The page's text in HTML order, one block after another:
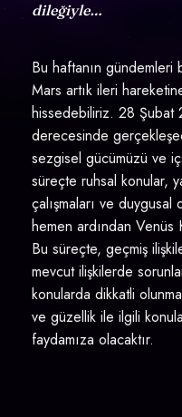
dileğiyle…
Bu haftanın gündemleri
Mars artık ileri
hissedebiliriz. 28 Şubat
derecesinde
sezgisel gücümüzü ve
süreçte ruhsal konular,
çalışmaları ve
hemen ardından Venüs
Bu süreçte, geçmiş
mevcut ilişkilerde
konularda dikkatli
ve güzellik ile ilgili
faydamıza olacaktır.